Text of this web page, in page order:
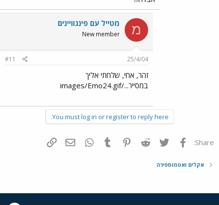
מ מטייל עם פינגוויינים
New member
25/4/04
#11
זהר, אחי, שלחתי אליך
במסייר.../images/Emo24.gif
You must log in or register to reply here.
Share: פייסבוק Twitter
Reddit
Pinterest
Tumblr
WhatsAppדואר אלקטרוני
אקלים ואטמוספירה